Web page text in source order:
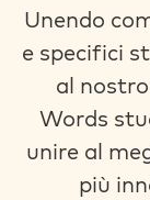
Unendo
e specifici
al
Words
unire al
più